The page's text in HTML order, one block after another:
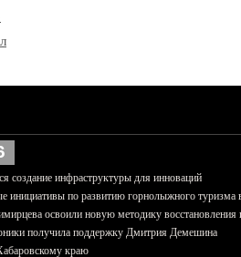
создание инфраструктуры для инноваций
инициативы по развитию горнолыжного туризма
освоили новую методику восстановления
получила поддержку Дмитрия Демешина
краю